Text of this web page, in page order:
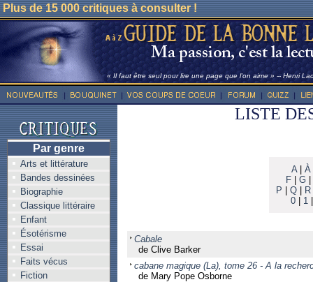
Plus de 15 000 critiques à consulter !
« Il faut être seul pour lire une page que l'on aime » -- Henri
Par genre
Arts et littérature
Bandes dessinées
Biographie
Classique littéraire
Enfant
Ésotérisme
Essai
Faits vécus
Fiction
LISTE
A| À
F
G
P
Q R
0
1
Cabale
de Clive Barker
cabane magique (La), tome 26 - A la
de Mary Pope Osborne